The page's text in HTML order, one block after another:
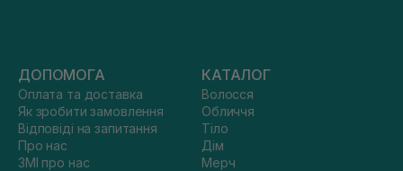
ДОПОМОГА
Оплата та доставка
Як зробити замовлення
Відповіді на запитання
Про нас
ЗМІ про нас
КАТАЛОГ
Волосся
Обличчя
Тіло
Дім
Мерч